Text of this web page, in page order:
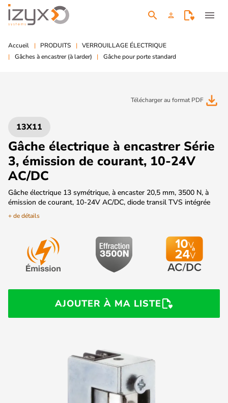
search person menu
Accueil PRODUITS
VERROUILLAGE ÉLECTRIQUE
Gâches à encastrer (à larder)
Gâche pour porte standard
Télécharger au format PDF file_download
13X11
Gâche électrique à encastrer Série
3, émission de courant, 10-24V
AC/DC
Gâche électrique 13 symétrique, à encaster 20,5 mm, 3500 N, à
émission de courant, 10-24V AC/DC, diode transil TVS intégrée
+ de détails
AJOUTER À MA LISTE